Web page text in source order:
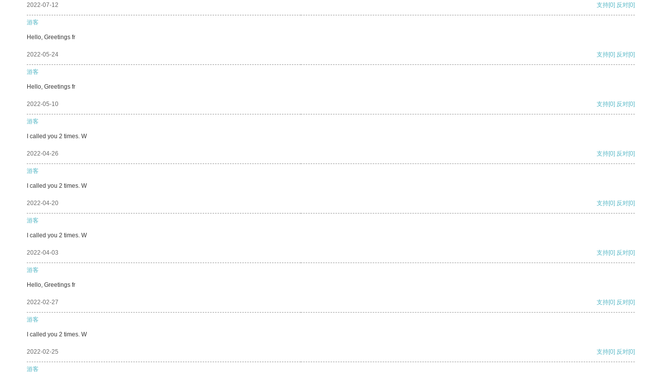
2022-07-12 支持[0] 反对[0]
游客
Hello, Greetings fr
2022-05-24 支持[0] 反对[0]
游客
Hello, Greetings fr
2022-05-10 支持[0] 反对[0]
游客
I called you 2 times. W
2022-04-26 支持[0] 反对[0]
游客
I called you 2 times. W
2022-04-20 支持[0] 反对[0]
游客
I called you 2 times. W
2022-04-03 支持[0] 反对[0]
游客
Hello, Greetings fr
2022-02-27 支持[0] 反对[0]
游客
I called you 2 times. W
2022-02-25 支持[0] 反对[0]
游客